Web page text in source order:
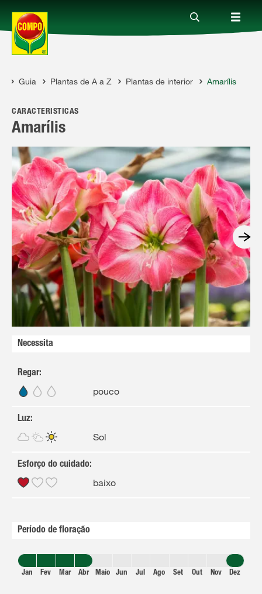
Produtos
Guia
Serviço
Quem somos
COMPO
Guia Plantas de A a Z Plantas de interior Amarílis
CARACTERÍSTICAS
Amarílis
Necessita
Regar:
pouco
Luz:
Sol
Esforço do cuidado:
baixo
Período de floração
Jan Fev Mar Abr Maio Jun Jul Ago Set Out Nov Dez